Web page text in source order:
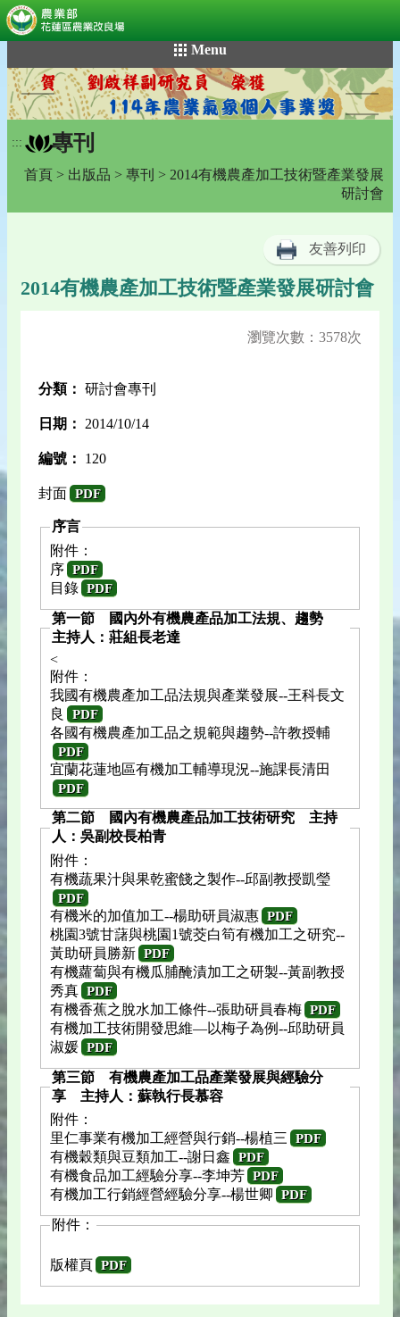
到
主
要
內
容
Menu
::: 專刊
首頁 > 出版品 > 專刊 > 2014有機農產加工技術暨產業發展
研討會
友善列印
2014有機農產加工技術暨產業發展研討會
瀏覽次數：3578次
分類： 研討會專刊
日期： 2014/10/14
編號： 120
封面 PDF
序言
附件：
序 PDF
目錄 PDF
<
第一節 國內外有機農產品加工法規、趨勢
主持人：莊組長老達
附件：
我國有機農產加工品法規與產業發展--王科長文
良
PDF
各國有機農產加工品之規範與趨勢--許教授輔
PDF
宜蘭花蓮地區有機加工輔導現況--施課長清田
PDF
第二節 國內有機農產品加工技術研究 主持
人：吳副校長柏青
附件：
有機蔬果汁與果乾蜜餞之製作--邱副教授凱瑩
PDF
有機米的加值加工--楊助研員淑惠 PDF
桃園3號甘藷與桃園1號茭白筍有機加工之研究--
黃助研員勝新 PDF
有機蘿蔔與有機瓜脯醃漬加工之研製--黃副教授
秀真 PDF
有機香蕉之脫水加工條件--張助研員春梅 PDF
有機加工技術開發思維—以梅子為例--邱助研員
淑媛 PDF
第三節 有機農產加工品產業發展與經驗分
享 主持人：蘇執行長慕容
附件：
里仁事業有機加工經營與行銷--楊植三
PDF
有機穀類與豆類加工--謝日鑫 PDF
有機食品加工經驗分享--李坤芳 PDF
有機加工行銷經營經驗分享--楊世卿 PDF
附件：
版權頁 PDF